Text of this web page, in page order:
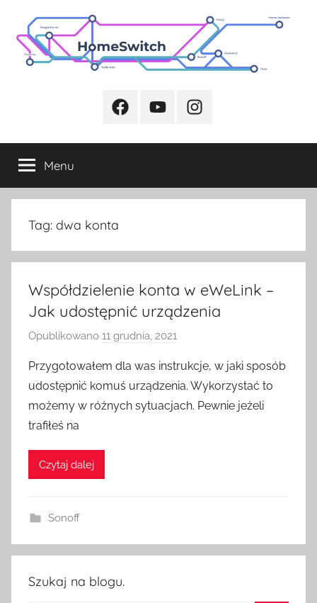
treści
FacebookYoutubeInstagram
Menu
Tag: dwa konta
Współdzielenie konta w eWeLink –
Jak udostępnić urządzenia
Opublikowano 11 grudnia, 2021
z
e
z
t
Przygotowałem dla was instrukcje, w jaki sposób
udostępnić komuś urządzenia. Wykorzystać to
możemy w różnych sytuacjach. Pewnie jeżeli
trafiłeś na
Czytaj dalej
Sonoff
Szukaj na blogu.